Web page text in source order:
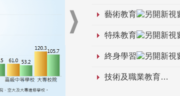
藝術教育
特殊教育
終身學習
技術及職業教育